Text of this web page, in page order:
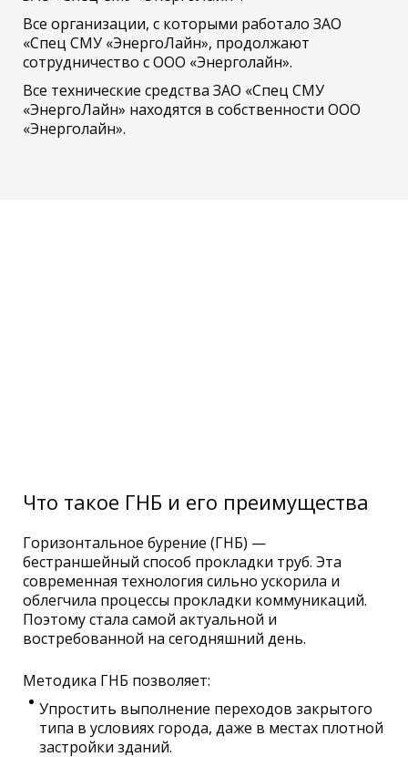
Все организации, с которыми работало ЗАО
«Спец СМУ «ЭнергоЛайн», продолжают
сотрудничество с ООО «Энерголайн».
Все технические средства ЗАО «Спец СМУ
«ЭнергоЛайн» находятся в собственности ООО
«Энерголайн».
Что такое ГНБ и его преимущества
Горизонтальное бурение (ГНБ) —
бестраншейный способ прокладки труб. Эта
современная технология сильно ускорила и
облегчила процессы прокладки коммуникаций.
Поэтому стала самой актуальной и
востребованной на сегодняшний день.
Методика ГНБ позволяет:
Упростить выполнение переходов закрытого
типа в условиях города, даже в местах плотной
застройки зданий.